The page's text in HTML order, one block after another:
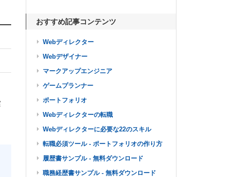
おすすめ記事コンテンツ
Webディレクター
Webデザイナー
マークアップエンジニア
ゲームプランナー
ポートフォリオ
Webディレクターの転職
Webディレクターに必要な22のスキル
転職必須ツール - ポートフォリオの作り方
履歴書サンプル - 無料ダウンロード
職務経歴書サンプル - 無料ダウンロード